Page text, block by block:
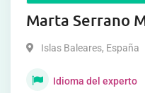
Marta Serrano
Islas Baleares, España
Idioma del experto